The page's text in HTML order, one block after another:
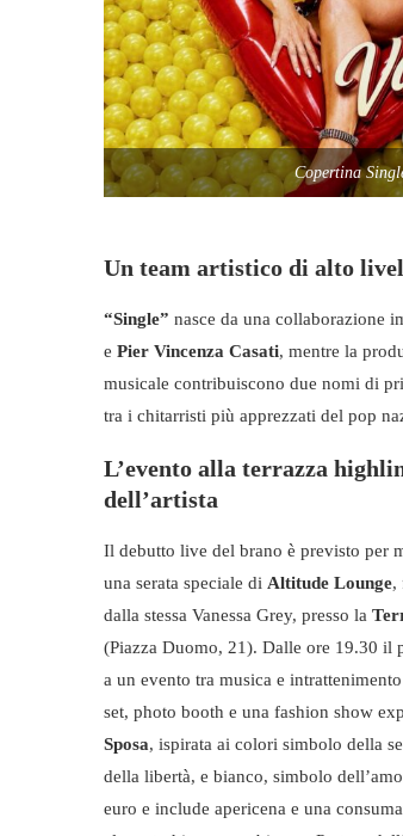
Copertina
Un team artistico di alto
“Single” nasce da una collaborazione
e Pier Vincenza Casati, mentre la
musicale contribuiscono due nomi di
tra i chitarristi più apprezzati del pop
L’evento alla terrazza
dell’artista
Il debutto live del brano è previsto per
una serata speciale di Altitude Lounge,
dalla stessa Vanessa Grey, presso la
(Piazza Duomo, 21). Dalle ore 19.30 il
a un evento tra musica e
set, photo booth e una fashion show
Sposa, ispirata ai colori simbolo della
della libertà, e bianco, simbolo
euro e include apericena e una